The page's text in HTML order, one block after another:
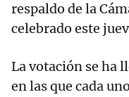
respaldo de la
celebrado este
La votación se ha
en las que cada